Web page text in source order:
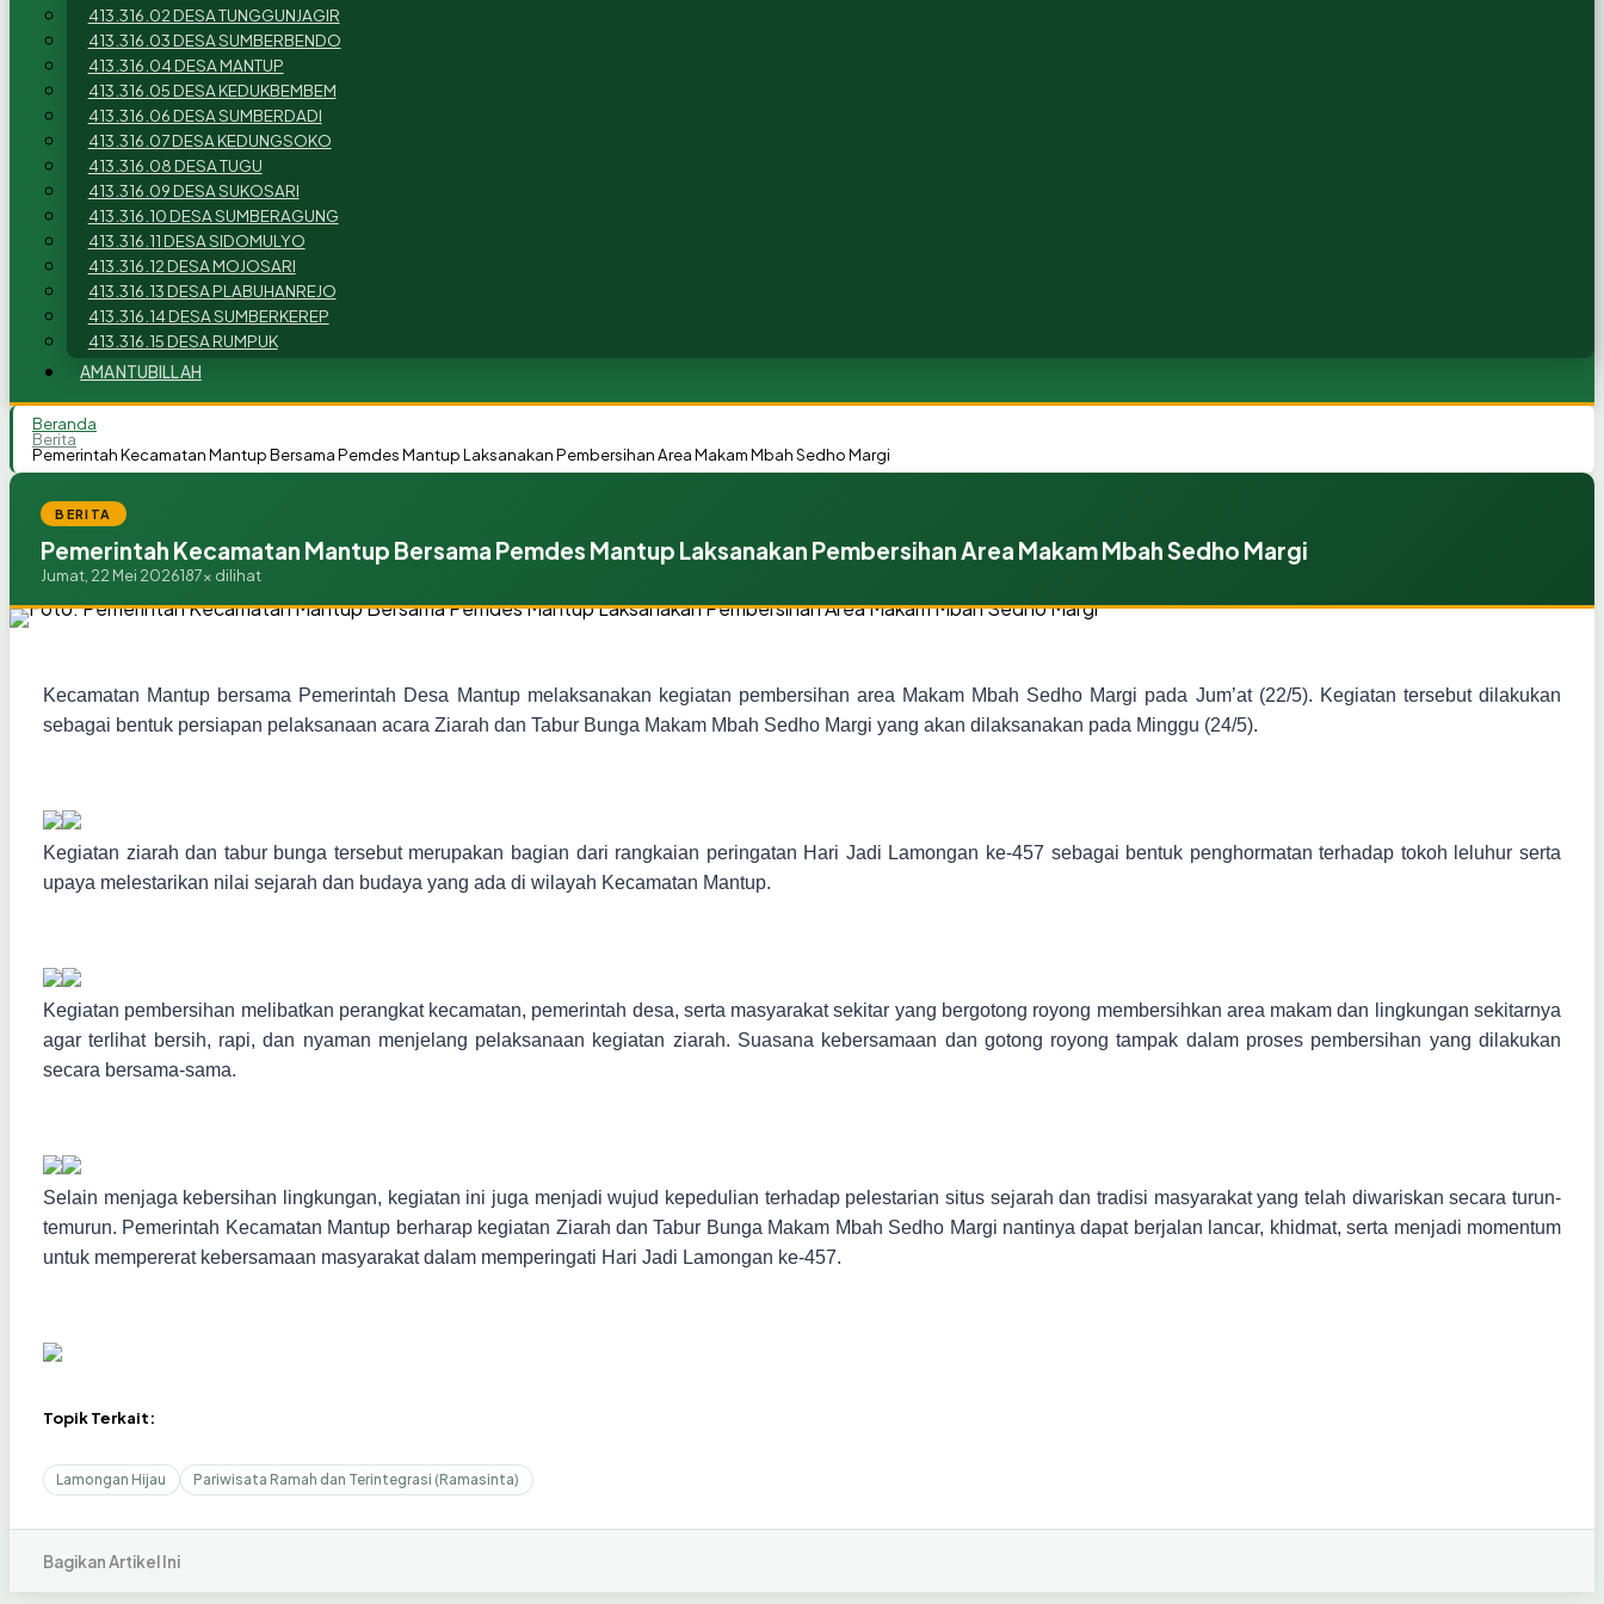
413.316.02 DESA TUNGGUNJAGIR
413.316.03 DESA SUMBERBENDO
413.316.04 DESA MANTUP
413.316.05 DESA KEDUKBEMBEM
413.316.06 DESA SUMBERDADI
413.316.07 DESA KEDUNGSOKO
413.316.08 DESA TUGU
413.316.09 DESA SUKOSARI
413.316.10 DESA SUMBERAGUNG
413.316.11 DESA SIDOMULYO
413.316.12 DESA MOJOSARI
413.316.13 DESA PLABUHANREJO
413.316.14 DESA SUMBERKEREP
413.316.15 DESA RUMPUK
AMANTUBILLAH
Beranda
Berita
Pemerintah Kecamatan Mantup Bersama Pemdes Mantup Laksanakan Pembersihan Area Makam Mbah Sedho Margi
BERITA
Pemerintah Kecamatan Mantup Bersama Pemdes Mantup Laksanakan Pembersihan Area Makam Mbah Sedho Margi
Jumat, 22 Mei 2026187x dilihat
Kecamatan Mantup bersama Pemerintah Desa Mantup melaksanakan kegiatan pembersihan area Makam Mbah Sedho Margi pada Jum’at (22/5). Kegiatan tersebut dilakukan
sebagai bentuk persiapan pelaksanaan acara Ziarah dan Tabur Bunga Makam Mbah Sedho Margi yang akan dilaksanakan pada Minggu (24/5).
Kegiatan ziarah dan tabur bunga tersebut merupakan bagian dari rangkaian peringatan Hari Jadi Lamongan ke-457 sebagai bentuk penghormatan terhadap tokoh leluhur serta
upaya melestarikan nilai sejarah dan budaya yang ada di wilayah Kecamatan Mantup.
Kegiatan pembersihan melibatkan perangkat kecamatan, pemerintah desa, serta masyarakat sekitar yang bergotong royong membersihkan area makam dan lingkungan sekitarnya
agar terlihat bersih, rapi, dan nyaman menjelang pelaksanaan kegiatan ziarah. Suasana kebersamaan dan gotong royong tampak dalam proses pembersihan yang dilakukan
secara bersama-sama.
Selain menjaga kebersihan lingkungan, kegiatan ini juga menjadi wujud kepedulian terhadap pelestarian situs sejarah dan tradisi masyarakat yang telah diwariskan secara turun-
temurun. Pemerintah Kecamatan Mantup berharap kegiatan Ziarah dan Tabur Bunga Makam Mbah Sedho Margi nantinya dapat berjalan lancar, khidmat, serta menjadi momentum
untuk mempererat kebersamaan masyarakat dalam memperingati Hari Jadi Lamongan ke-457.
Topik Terkait:
Lamongan Hijau Pariwisata Ramah dan Terintegrasi (Ramasinta)
Bagikan Artikel Ini